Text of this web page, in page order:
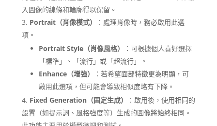
入圖像的線條和輪廓得以保留。​
Portrait（肖像模式）
：​處理肖像時，務必啟用此選
項。​
Portrait Style（肖像風格）
：​可根據個人喜好選擇
「標準」、「流行」或「超流行」。​
Enhance（增強）
：​若希望面部特徵更為明顯，可
啟用此選項，但可能會導致相似度略有下降。​
Fixed Generation（固定生成）
：​啟用後，使用相同的
設置（如提示詞、風格強度等）生成的圖像將始終相同。